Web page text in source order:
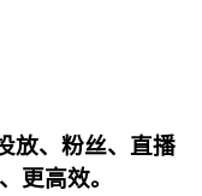
放、粉丝、直播
更高效。